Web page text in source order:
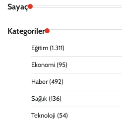
Sayaç
Kategoriler
Eğitim (1.311)
Ekonomi (95)
Haber (492)
Sağlık (136)
Teknoloji (54)